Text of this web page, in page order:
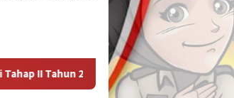
di Polres Ternate, Perkuat Akuntabilitas